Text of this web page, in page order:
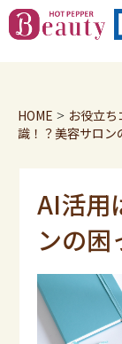
HOME > お役立
識！？美容サロン
AI活用
ンの困